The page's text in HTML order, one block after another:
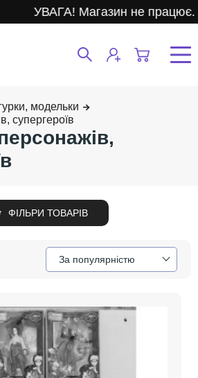
УВАГА! Магазин не працює.
модельки
супергероїв